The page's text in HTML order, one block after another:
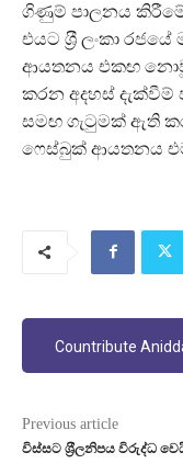
ගිණුම් පාලනය කිරීමේ
එයට ශ‍්‍රී ලංකා
ආයතනය එකඟ නොවූ
කරන අදහස් දැක්වීම්
සමඟ ගැටුමක් ඇති
ෆෙස්බුක් ආයතනය
Countribute
Previous article
විස්සට ශ‍්‍රීලනිපය විරුද්ධ